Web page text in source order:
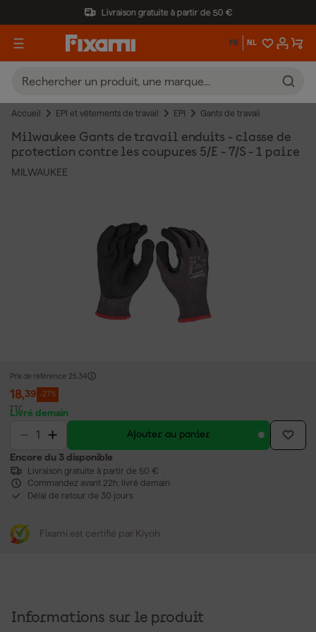
Livraison gratuite à partir de 50 €
FR NL
Accueil EPI et vêtements de travail EPI Gants de travail
Milwaukee Gants de travail enduits - classe de
protection contre les coupures 5/E - 7/S - 1 paire
MILWAUKEE
Prix de référence 25,34
18,39 -27%
TTC
Livré demain
Ajouter au panier
Encore du 3 disponible
Livraison gratuite à partir de 50 €
Commandez avant 22h, livré demain
Délai de retour de 30 jours
Fixami est certifié par Kiyoh
Informations sur le produit